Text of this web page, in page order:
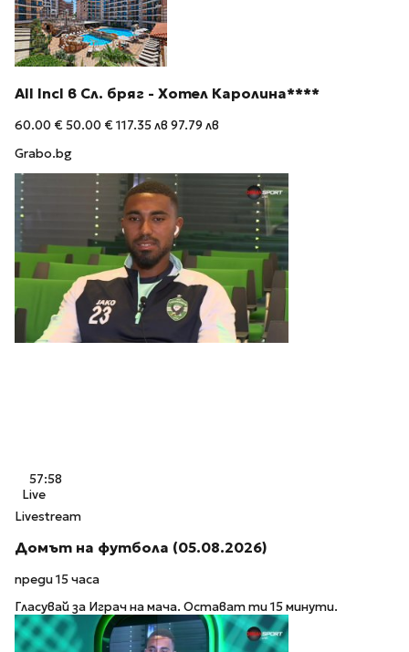
All Incl в Сл. бряг - Хотел Каролина****
60.00 €50.00 €117.35 лв 97.79 лв
Grabo.bg
57:58
Live
Livestream
Домът на футбола (05.08.2026)
преди 15 часа
Гласувай за Играч на мача. Остават ти 15 минути.